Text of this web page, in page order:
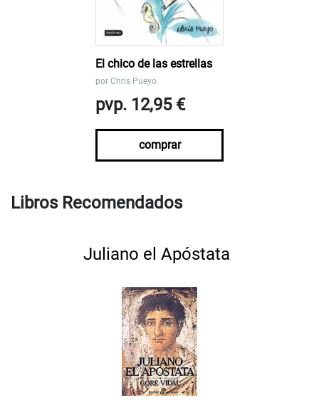
El chico de las estrellas
por Chris Pueyo
pvp. 12,95 €
comprar
Libros Recomendados
Juliano el Apóstata